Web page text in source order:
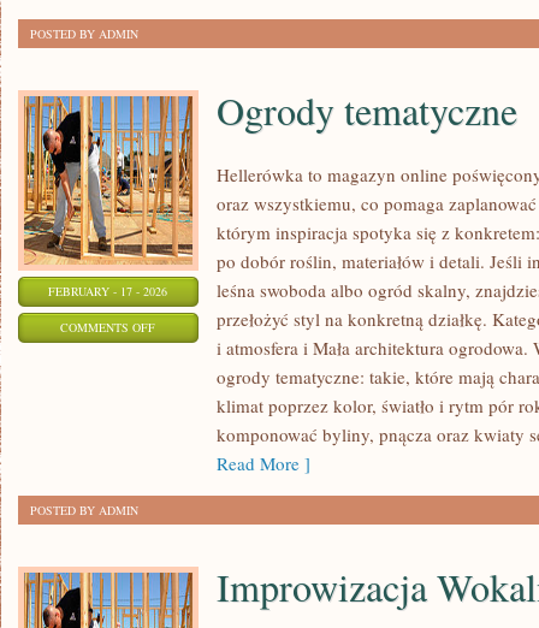
POSTED BY ADMIN
FEBRUARY - 17 - 2026
COMMENTS OFFON
TEMATYCZNE
Ogrody tematyczne
Hellerówka to magazyn online
oraz wszystkiemu, co pomaga
którym inspiracja spotyka się z
po dobór roślin, materiałów i detali. Jeśli
leśna swoboda albo ogród skalny,
przełożyć styl na konkretną działkę.
i atmosfera i Mała architektura ogrodowa.
ogrody tematyczne: takie, które mają
klimat poprzez kolor, światło i rytm pór
komponować byliny, pnącza oraz kwiaty
Read More ]
POSTED BY ADMIN
Improwizacja